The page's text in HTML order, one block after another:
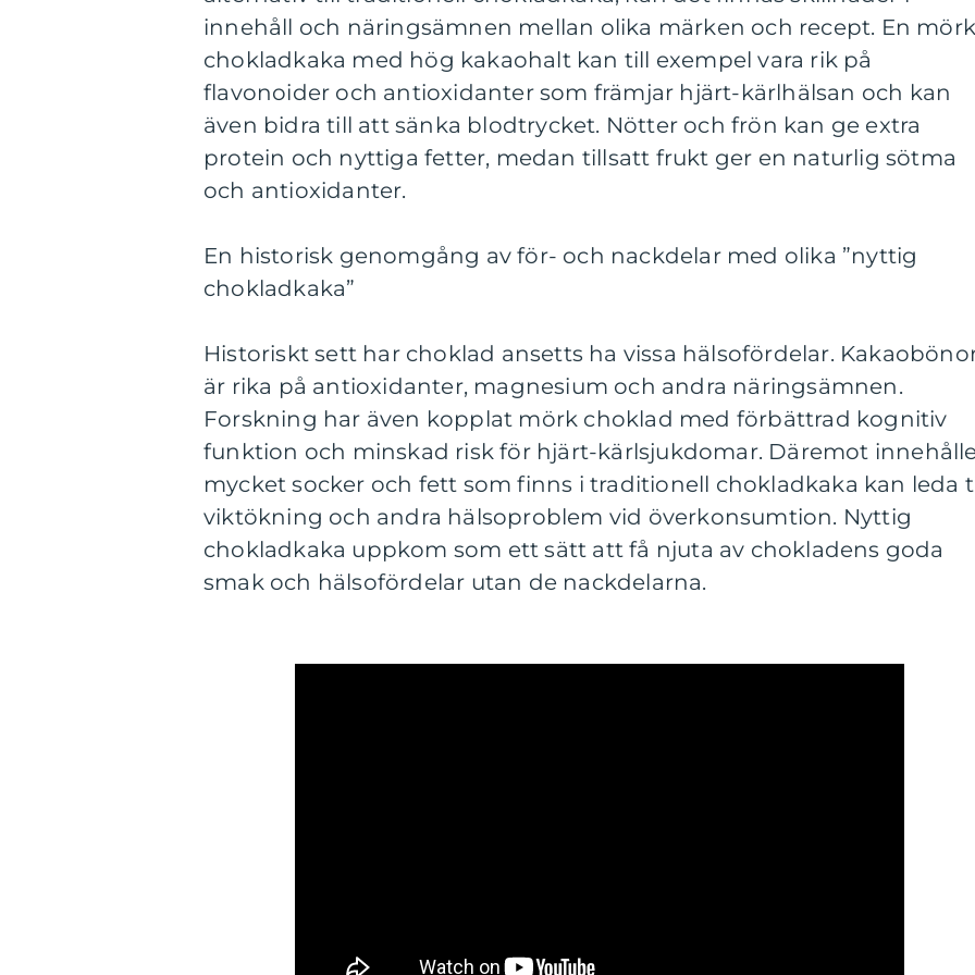
innehåll och näringsämnen mellan olika märken och recept. En mörk
chokladkaka med hög kakaohalt kan till exempel vara rik på
flavonoider och antioxidanter som främjar hjärt-kärlhälsan och kan
även bidra till att sänka blodtrycket. Nötter och frön kan ge extra
protein och nyttiga fetter, medan tillsatt frukt ger en naturlig sötma
och antioxidanter.
En historisk genomgång av för- och nackdelar med olika ”nyttig
chokladkaka”
Historiskt sett har choklad ansetts ha vissa hälsofördelar.
är rika på antioxidanter, magnesium och andra näringsämnen.
Forskning har även kopplat mörk choklad med förbättrad kognitiv
funktion och minskad risk för hjärt-kärlsjukdomar. Däremot
mycket socker och fett som finns i traditionell chokladkaka kan leda
viktökning och andra hälsoproblem vid överkonsumtion. Nyttig
chokladkaka uppkom som ett sätt att få njuta av chokladens goda
smak och hälsofördelar utan de nackdelarna.